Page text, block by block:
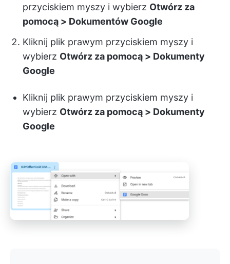
przyciskiem myszy i wybierz Otwórz za
pomocą > Dokumentów Google
Kliknij plik prawym przyciskiem myszy i
wybierz Otwórz za pomocą > Dokumenty
Google
Kliknij plik prawym przyciskiem myszy i
wybierz Otwórz za pomocą > Dokumenty
Google